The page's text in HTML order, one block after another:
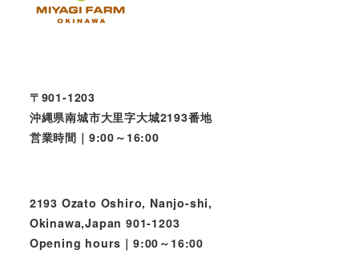
〒901-1203
沖縄県南城市大里字大城2193番地
営業時間｜9:00～16:00
2193 Ozato Oshiro, Nanjo-shi,
Okinawa,Japan 901-1203
Opening hours｜9:00～16:00